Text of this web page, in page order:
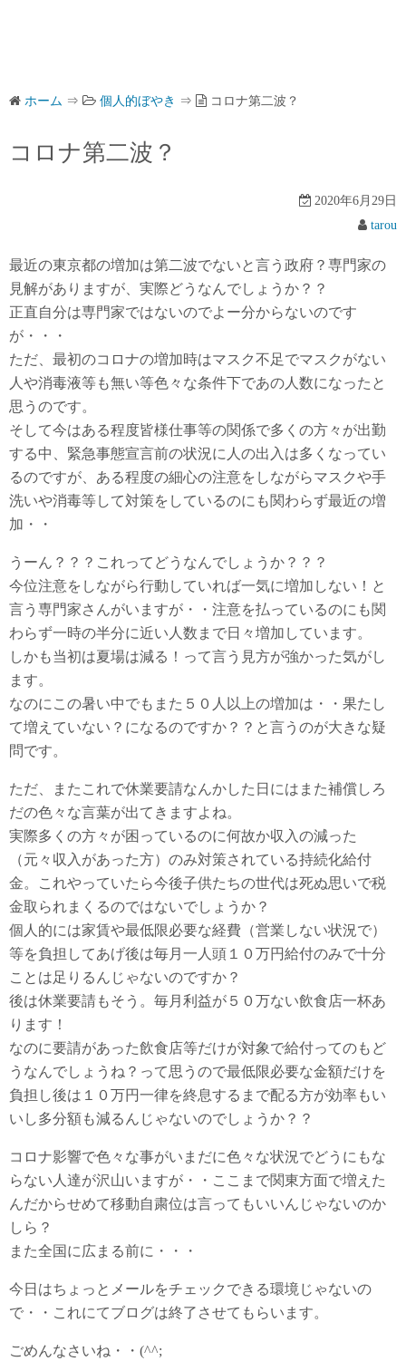
ホーム ⇒ 個人的ぼやき ⇒ コロナ第二波？
コロナ第二波？
2020年6月29日
tarou
最近の東京都の増加は第二波でないと言う政府？専門家の
見解がありますが、実際どうなんでしょうか？？
正直自分は専門家ではないのでよー分からないのです
が・・・
ただ、最初のコロナの増加時はマスク不足でマスクがない
人や消毒液等も無い等色々な条件下であの人数になったと
思うのです。
そして今はある程度皆様仕事等の関係で多くの方々が出勤
する中、緊急事態宣言前の状況に人の出入は多くなってい
るのですが、ある程度の細心の注意をしながらマスクや手
洗いや消毒等して対策をしているのにも関わらず最近の増
加・・
うーん？？？これってどうなんでしょうか？？？
今位注意をしながら行動していれば一気に増加しない！と
言う専門家さんがいますが・・注意を払っているのにも関
わらず一時の半分に近い人数まで日々増加しています。
しかも当初は夏場は減る！って言う見方が強かった気がし
ます。
なのにこの暑い中でもまた５０人以上の増加は・・果たし
て増えていない？になるのですか？？と言うのが大きな疑
問です。
ただ、またこれで休業要請なんかした日にはまた補償しろ
だの色々な言葉が出てきますよね。
実際多くの方々が困っているのに何故か収入の減った
（元々収入があった方）のみ対策されている持続化給付
金。これやっていたら今後子供たちの世代は死ぬ思いで税
金取られまくるのではないでしょうか？
個人的には家賃や最低限必要な経費（営業しない状況で）
等を負担してあげ後は毎月一人頭１０万円給付のみで十分
ことは足りるんじゃないのですか？
後は休業要請もそう。毎月利益が５０万ない飲食店一杯あ
ります！
なのに要請があった飲食店等だけが対象で給付ってのもど
うなんでしょうね？って思うので最低限必要な金額だけを
負担し後は１０万円一律を終息するまで配る方が効率もい
いし多分額も減るんじゃないのでしょうか？？
コロナ影響で色々な事がいまだに色々な状況でどうにもな
らない人達が沢山いますが・・ここまで関東方面で増えた
んだからせめて移動自粛位は言ってもいいんじゃないのか
しら？
また全国に広まる前に・・・
今日はちょっとメールをチェックできる環境じゃないの
で・・これにてブログは終了させてもらいます。
ごめんなさいね・・(^^;